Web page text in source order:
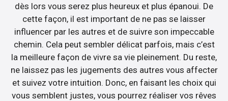
dès lors vous serez plus heureux et plus épanoui. De
cette façon, il est important de ne pas se laisser
influencer par les autres et de suivre son impeccable
chemin. Cela peut sembler délicat parfois, mais c’est
la meilleure façon de vivre sa vie pleinement. Du reste,
ne laissez pas les jugements des autres vous affecter
et suivez votre intuition. Donc, en faisant les choix qui
vous semblent justes, vous pourrez réaliser vos rêves